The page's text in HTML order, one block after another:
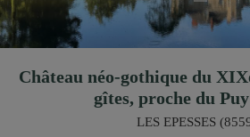
Château néo-gothique du
gîtes, proche du
LES EPESSES